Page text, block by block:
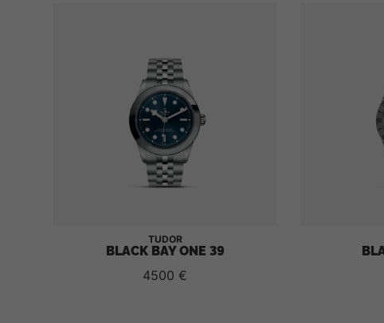
TUDOR
BLACK BAY ONE 39
4500 €